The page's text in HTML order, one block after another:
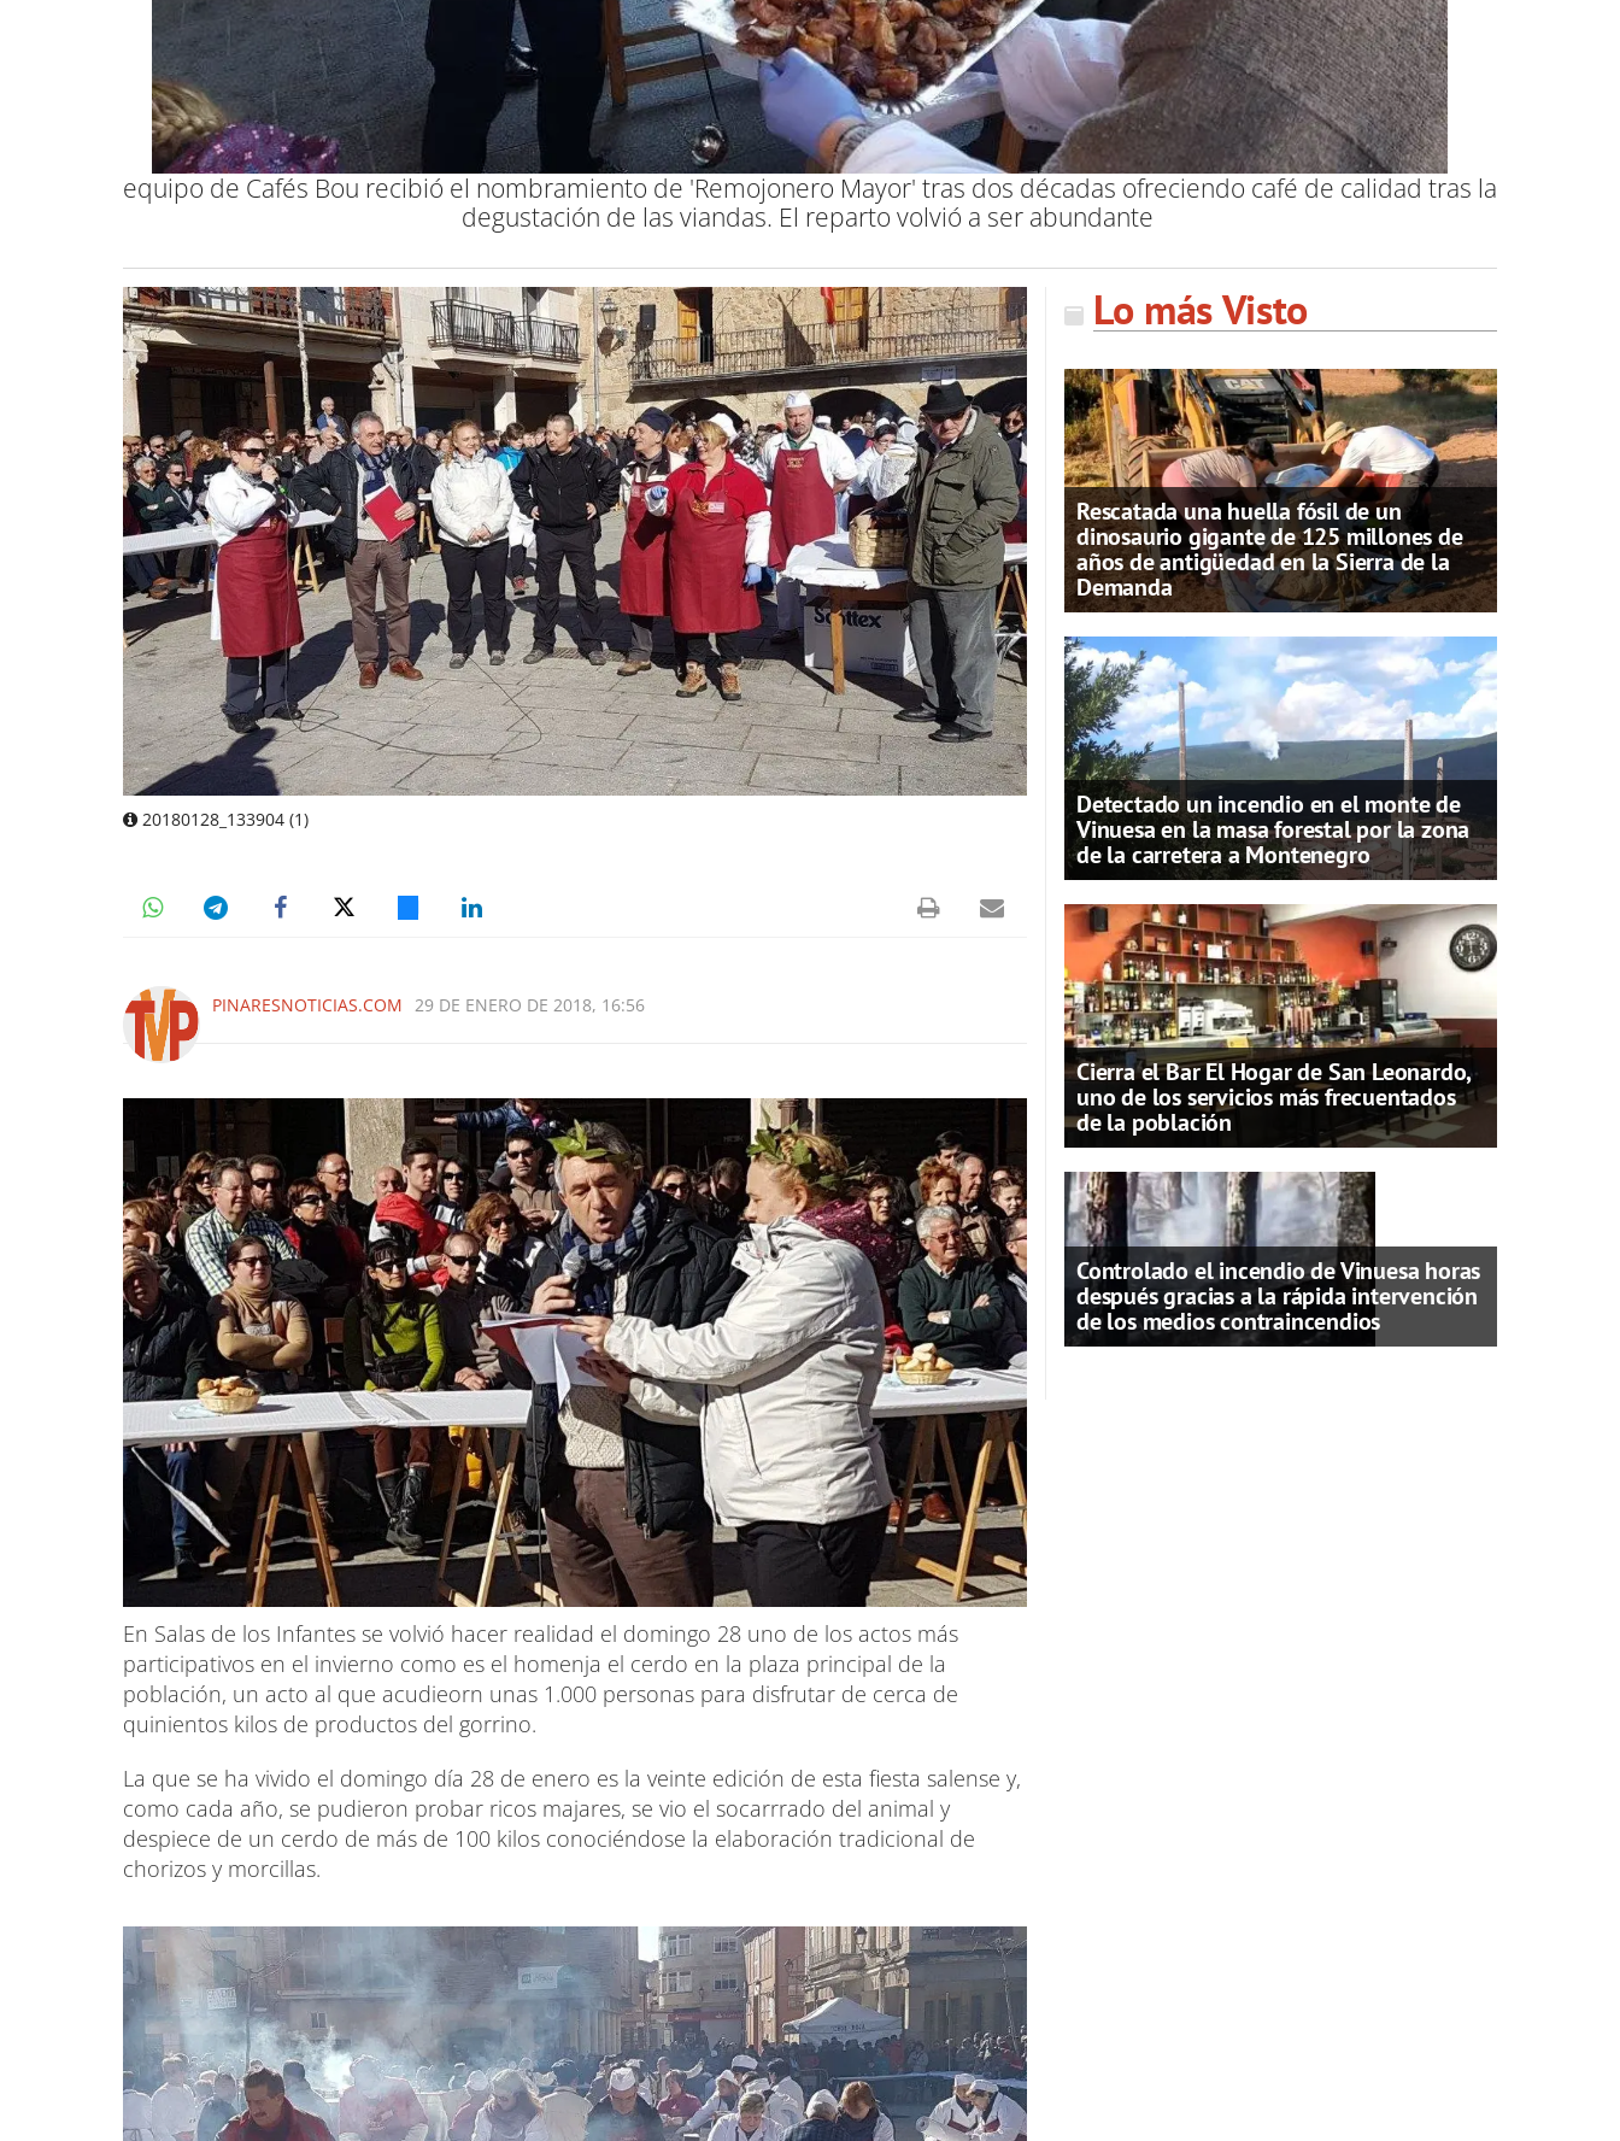
equipo de Cafés Bou recibió el nombramiento de 'Remojonero Mayor' tras dos décadas ofreciendo café de calidad tras la
degustación de las viandas. El reparto volvió a ser abundante
20180128_133904 (1)
PINARESNOTICIAS.COM 29 DE ENERO DE 2018, 16:56
En Salas de los Infantes se volvió hacer realidad el domingo 28 uno de los actos más
participativos en el invierno como es el homenja el cerdo en la plaza principal de la
población, un acto al que acudieorn unas 1.000 personas para disfrutar de cerca de
quinientos kilos de productos del gorrino.
La que se ha vivido el domingo día 28 de enero es la veinte edición de esta fiesta salense y,
como cada año, se pudieron probar ricos majares, se vio el socarrrado del animal y
despiece de un cerdo de más de 100 kilos conociéndose la elaboración tradicional de
chorizos y morcillas.
Lo más Visto
Rescatada una huella fósil de un
dinosaurio gigante de 125 millones de
años de antigüedad en la Sierra de la
Demanda
Detectado un incendio en el monte de
Vinuesa en la masa forestal por la zona
de la carretera a Montenegro
Cierra el Bar El Hogar de San Leonardo,
uno de los servicios más frecuentados
de la población
Controlado el incendio de Vinuesa horas
después gracias a la rápida intervención
de los medios contraincendios